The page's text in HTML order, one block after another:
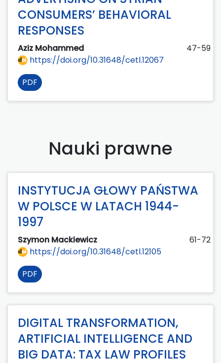
CONSUMERS’ BEHAVIORAL
RESPONSES
Aziz Mohammed
47-59
https://doi.org/10.31648/cetl.12067
PDF
Nauki prawne
INSTYTUCJA GŁOWY PAŃSTWA
W POLSCE W LATACH 1944-
1997
Szymon Mackiewicz
61-72
https://doi.org/10.31648/cetl.12105
PDF
DIGITAL TRANSFORMATION,
ARTIFICIAL INTELLIGENCE AND
BIG DATA: TAX LAW PROFILES